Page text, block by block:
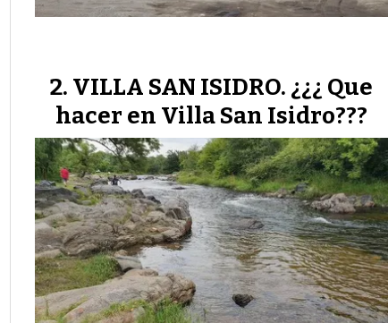
VILLA SAN ISIDRO. ¿¿¿ Que
hacer en Villa San Isidro???